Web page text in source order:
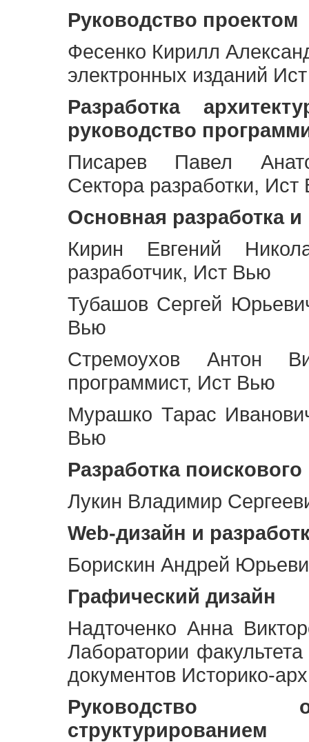
Руководство проектом
Фесенко Кирилл
электронных изданий
Разработка
руководство
Писарев Павел
Сектора разработки,
Основная разработка
Кирин Евгений
разработчик, Ист Вью
Тубашов Сергей
Вью
Стремоухов Антон
программист, Ист Вью
Мурашко Тарас
Вью
Разработка
Лукин Владимир
Web-дизайн и
Борискин Андрей
Графический дизайн
Надточенко Анна
Лаборатории
документов Историко-
Руководство
структурированием